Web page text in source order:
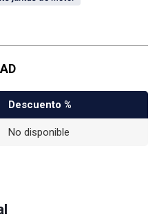
Descuento %
No disponible